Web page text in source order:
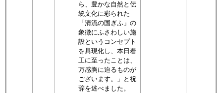
ら、豊かな自然と伝
統文化に彩られた
「清流の国ぎふ」の
象徴にふさわしい施
設というコンセプト
を具現化し、本日着
工に至ったことは、
万感胸に迫るものが
ございます。」と祝
辞を述べました。